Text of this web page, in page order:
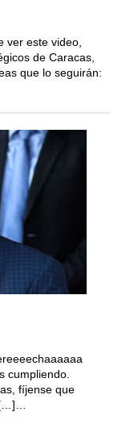
ver este video,
de Caracas,
que lo seguirán:
cumpliendo.
fíjense que